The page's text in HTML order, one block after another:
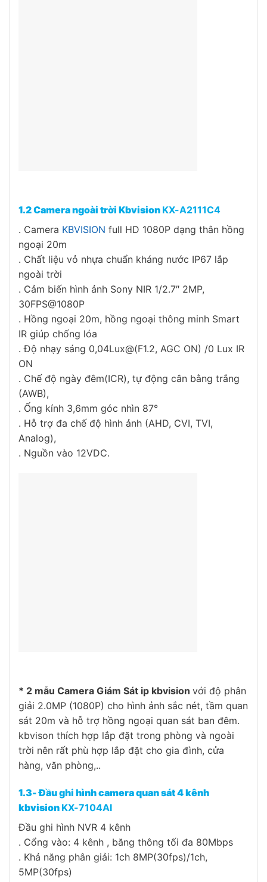
1.2 Camera ngoài trời Kbvision KX-A2111C4
. Camera KBVISION full HD 1080P dạng thân hồng
ngoại 20m
. Chất liệu vỏ nhựa chuẩn kháng nước IP67 lắp
ngoài trời
. Cảm biến hình ảnh Sony NIR 1/2.7″ 2MP,
30FPS@1080P
. Hồng ngoại 20m, hồng ngoại thông minh Smart
IR giúp chống lóa
. Độ nhạy sáng 0,04Lux@(F1.2, AGC ON) /0 Lux IR
ON
. Chế độ ngày đêm(ICR), tự động cân bằng trắng
(AWB),
. Ống kính 3,6mm góc nhìn 87°
. Hỗ trợ đa chế độ hình ảnh (AHD, CVI, TVI,
Analog),
. Nguồn vào 12VDC.
* 2 mẫu Camera Giám Sát ip kbvision với độ phân
giải 2.0MP (1080P) cho hình ảnh sắc nét, tầm quan
sát 20m và hỗ trợ hồng ngoại quan sát ban đêm.
kbvison thích hợp lắp đặt trong phòng và ngoài
trời nên rất phù hợp lắp đặt cho gia đình, cửa
hàng, văn phòng,..
1.3- Đầu ghi hình camera quan sát 4 kênh
kbvision KX-7104AI
Đầu ghi hình NVR 4 kênh
. Cổng vào: 4 kênh , băng thông tối đa 80Mbps
. Khả năng phân giải: 1ch 8MP(30fps)/1ch,
5MP(30fps)